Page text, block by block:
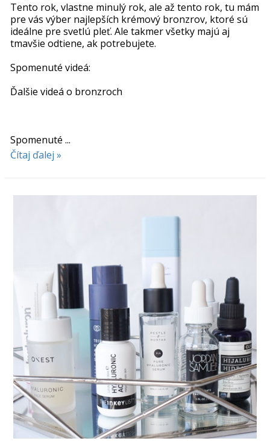
Tento rok, vlastne minulý rok, ale až tento rok, tu mám
pre vás výber najlepších krémový bronzrov, ktoré sú
ideálne pre svetlú pleť. Ale takmer všetky majú aj
tmavšie odtiene, ak potrebujete.
Spomenuté videá:
Ďalšie videá o bronzroch
Spomenuté ...
Čítaj ďalej »